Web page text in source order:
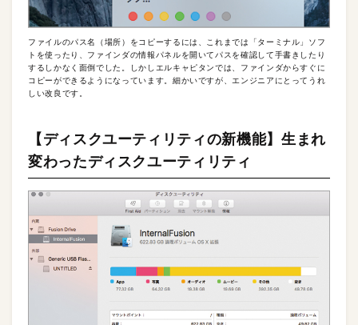
ファイルのパス名（場所）をコピーするには、これまでは「ターミナル」ソフ
トを使ったり、ファインダの情報パネルを開いてパスを確認して手書きしたり
するしかなく面倒でした。しかしエルキャピタンでは、ファインダからすぐに
コピーができるようになっています。細かいですが、エンジニアにとってうれ
しい改良です。
【ディスクユーティリティの新機能】生まれ
変わったディスクユーティリティ